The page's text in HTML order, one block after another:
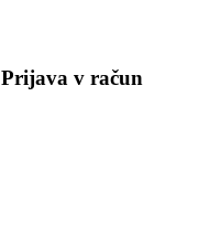
Prijava v račun